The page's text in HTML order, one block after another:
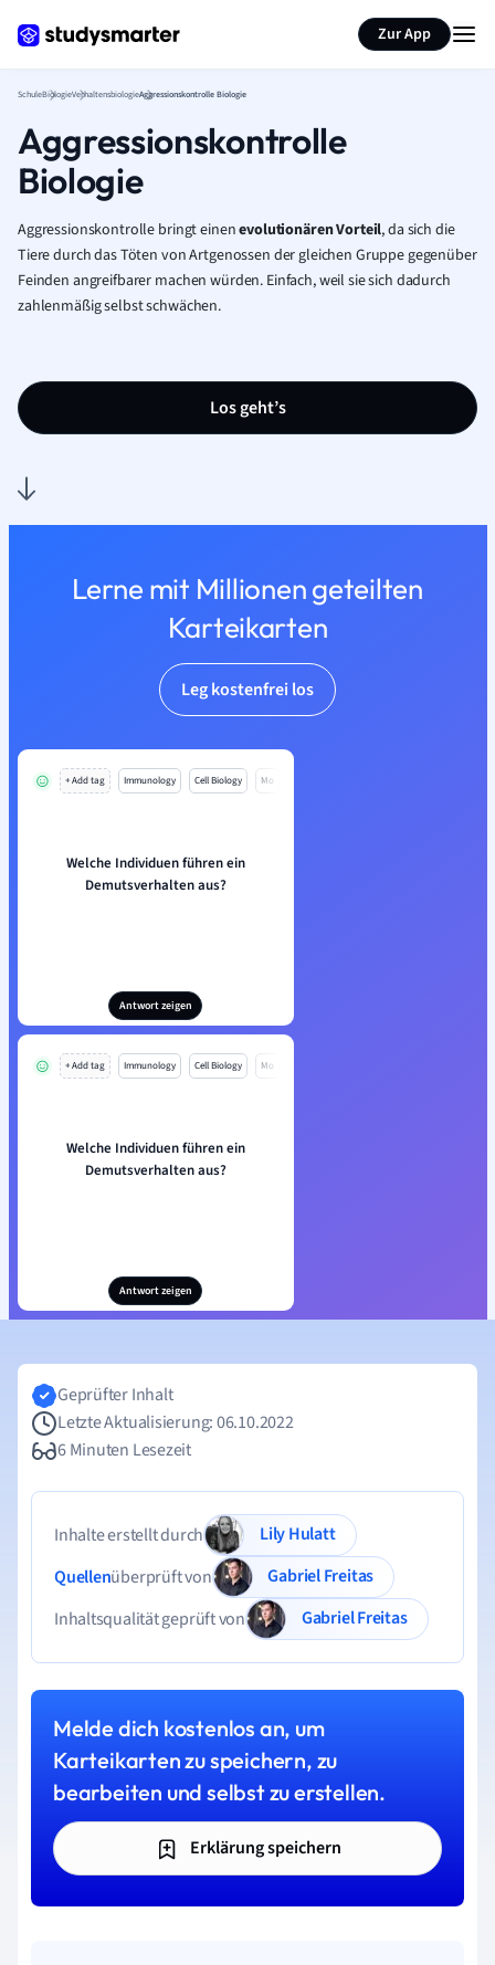
Zur App
SchuleBiologieVerhaltensbiologieAggressionskontrolle Biologie
Aggressionskontrolle
Biologie
Aggressionskontrolle bringt einenevolutionären Vorteil, da sich die
Tiere durch das Töten von Artgenossen der gleichen Gruppe gegenüber
Feinden angreifbarer machen würden. Einfach, weil sie sich dadurch
zahlenmäßig selbst schwächen.
Los geht’s
Lerne mit Millionen geteilten
Karteikarten
Leg kostenfrei los
+ Add tag Immunology Cell Biology Mo
Welche Individuen führen ein
Demutsverhalten aus?
Antwort zeigen
+ Add tag Immunology Cell Biology Mo
Welche Individuen führen ein
Demutsverhalten aus?
Antwort zeigen
Seite zusammenfassen
Geprüfter Inhalt
Letzte Aktualisierung: 06.10.2022
6 Minuten Lesezeit
Inhalte erstellt durch
Lily Hulatt
Quellenüberprüft von
Gabriel Freitas
Inhaltsqualität geprüft von
Gabriel Freitas
Melde dich kostenlos an, um
Karteikarten zu speichern, zu
bearbeiten und selbst zu erstellen.
Erklärung speichern